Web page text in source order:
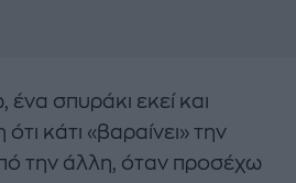
σπυράκι εκεί και
κάτι «βαραίνει» την
την άλλη, όταν προσέχω